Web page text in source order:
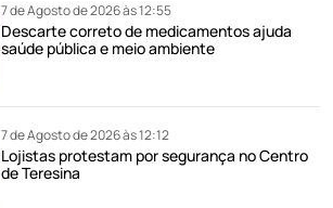
7 de Agosto de 2026 às 12:55
Descarte correto de medicamentos ajuda
saúde pública e meio ambiente
7 de Agosto de 2026 às 12:12
Lojistas protestam por segurança no Centro
de Teresina